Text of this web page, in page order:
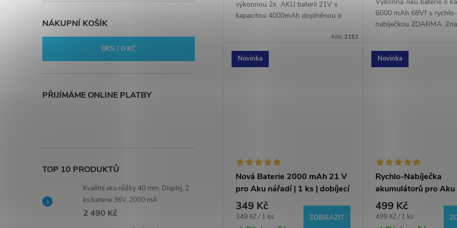
NÁKUPNÍ KOŠÍK
0KS /0 KČ
PŘIJÍMÁME ONLINE PLATBY
TOP 10 PRODUKTŮ
Kvalitní aku nůžky 40 mm. Displej, 2
ks baterie 36V, 2000 mA
2 490 Kč
ů
k
výkonnou 2x AKU baterii 21V s
kapacitou 4000mAh doplněnou o
nářadí. Tato kombinace...
Kód: 2151
6000 mAh 68Vf s rychlo-
nabíječkou ZDARMA.
řetězové pily, aku...
Novinka
Nová Baterie 2000 mAh 21 V
pro Aku nářadí | 1 ks | dobíjecí
li-ion
349 Kč
Měrná
349 Kč / 1 ks
ZOBRAZIT
Novinka
Rychlo-Nabíječka
akumulátorů pro Aku
dobíjení baterií Li-ion
499 Kč
Měrná
499 Kč / 1 ks